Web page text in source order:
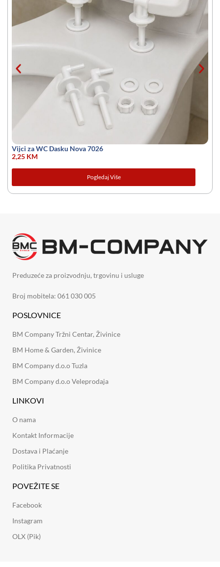
Vijci za WC Dasku Nova 7026
2,25 KM
Pogledaj Više
Preduzeće za proizvodnju, trgovinu i usluge
Broj mobitela: 061 030 005
POSLOVNICE
BM Company Tržni Centar, Živinice
BM Home & Garden, Živinice
BM Company d.o.o Tuzla
BM Company d.o.o Veleprodaja
LINKOVI
O nama
Kontakt Informacije
Dostava i Plaćanje
Politika Privatnosti
POVEŽITE SE
Facebook
Instagram
OLX (Pik)